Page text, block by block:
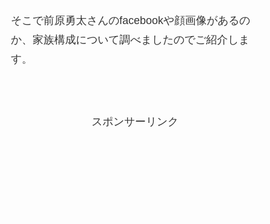
そこで前原勇太さんのfacebookや顔画像があるの
か、家族構成について調べましたのでご紹介しま
す。
スポンサーリンク